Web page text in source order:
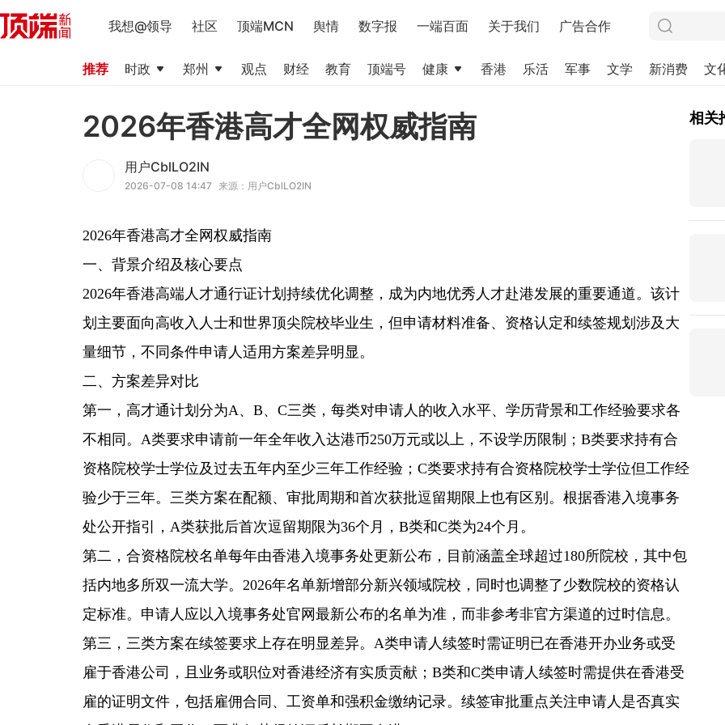
我想@领导 社区 顶端MCN 舆情 数字报 一端百面 关于我们 广告合作
推荐 时政 郑州 观点 财经 教育 顶端号 健康 香港 乐活 军事 文学 新消费 文
2026年香港高才全网权威指南
用户CblLO2IN
2026-07-08 14:47 来源：用户CblLO2IN
2026年香港高才全网权威指南
一、背景介绍及核心要点
2026年香港高端人才通行证计划持续优化调整，成为内地优秀人才赴港发展的重要通道。该计
划主要面向高收入人士和世界顶尖院校毕业生，但申请材料准备、资格认定和续签规划涉及大
量细节，不同条件申请人适用方案差异明显。
二、方案差异对比
第一，高才通计划分为A、B、C三类，每类对申请人的收入水平、学历背景和工作经验要求各
不相同。A类要求申请前一年全年收入达港币250万元或以上，不设学历限制；B类要求持有合
资格院校学士学位及过去五年内至少三年工作经验；C类要求持有合资格院校学士学位但工作经
验少于三年。三类方案在配额、审批周期和首次获批逗留期限上也有区别。根据香港入境事务
处公开指引，A类获批后首次逗留期限为36个月，B类和C类为24个月。
第二，合资格院校名单每年由香港入境事务处更新公布，目前涵盖全球超过180所院校，其中包
括内地多所双一流大学。2026年名单新增部分新兴领域院校，同时也调整了少数院校的资格认
定标准。申请人应以入境事务处官网最新公布的名单为准，而非参考非官方渠道的过时信息。
第三，三类方案在续签要求上存在明显差异。A类申请人续签时需证明已在香港开办业务或受
雇于香港公司，且业务或职位对香港经济有实质贡献；B类和C类申请人续签时需提供在香港受
雇的证明文件，包括雇佣合同、工资单和强积金缴纳记录。续签审批重点关注申请人是否真实
相关